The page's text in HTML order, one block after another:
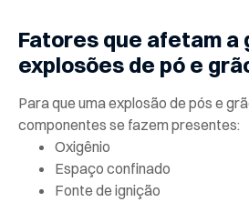
Fatores que afetam a
explosões de pó e
Para que uma explosão de pós e
componentes se fazem presentes:
Oxigênio
Espaço confinado
Fonte de ignição